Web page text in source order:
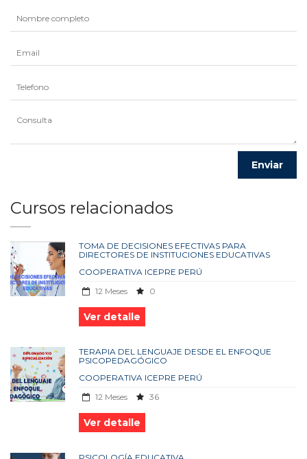
Cursos relacionados
TOMA DE DECISIONES EFECTIVAS PARA
DIRECTORES DE INSTITUCIONES EDUCATIVAS
COOPERATIVA ICEPRE PERÚ
12 Meses
0
Ver detalle
TERAPIA DEL LENGUAJE DESDE EL ENFOQUE
PSICOPEDAGÓGICO
COOPERATIVA ICEPRE PERÚ
12 Meses
36
Ver detalle